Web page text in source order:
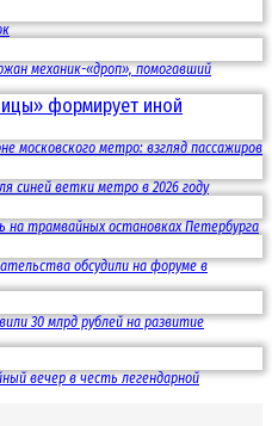
механик-«дроп», помогавший
московского метро: взгляд пассажиров
синей ветки метро в 2026 году
на трамвайных остановках Петербурга
обсудили на форуме в
30 млрд рублей на развитие
вечер в честь легендарной